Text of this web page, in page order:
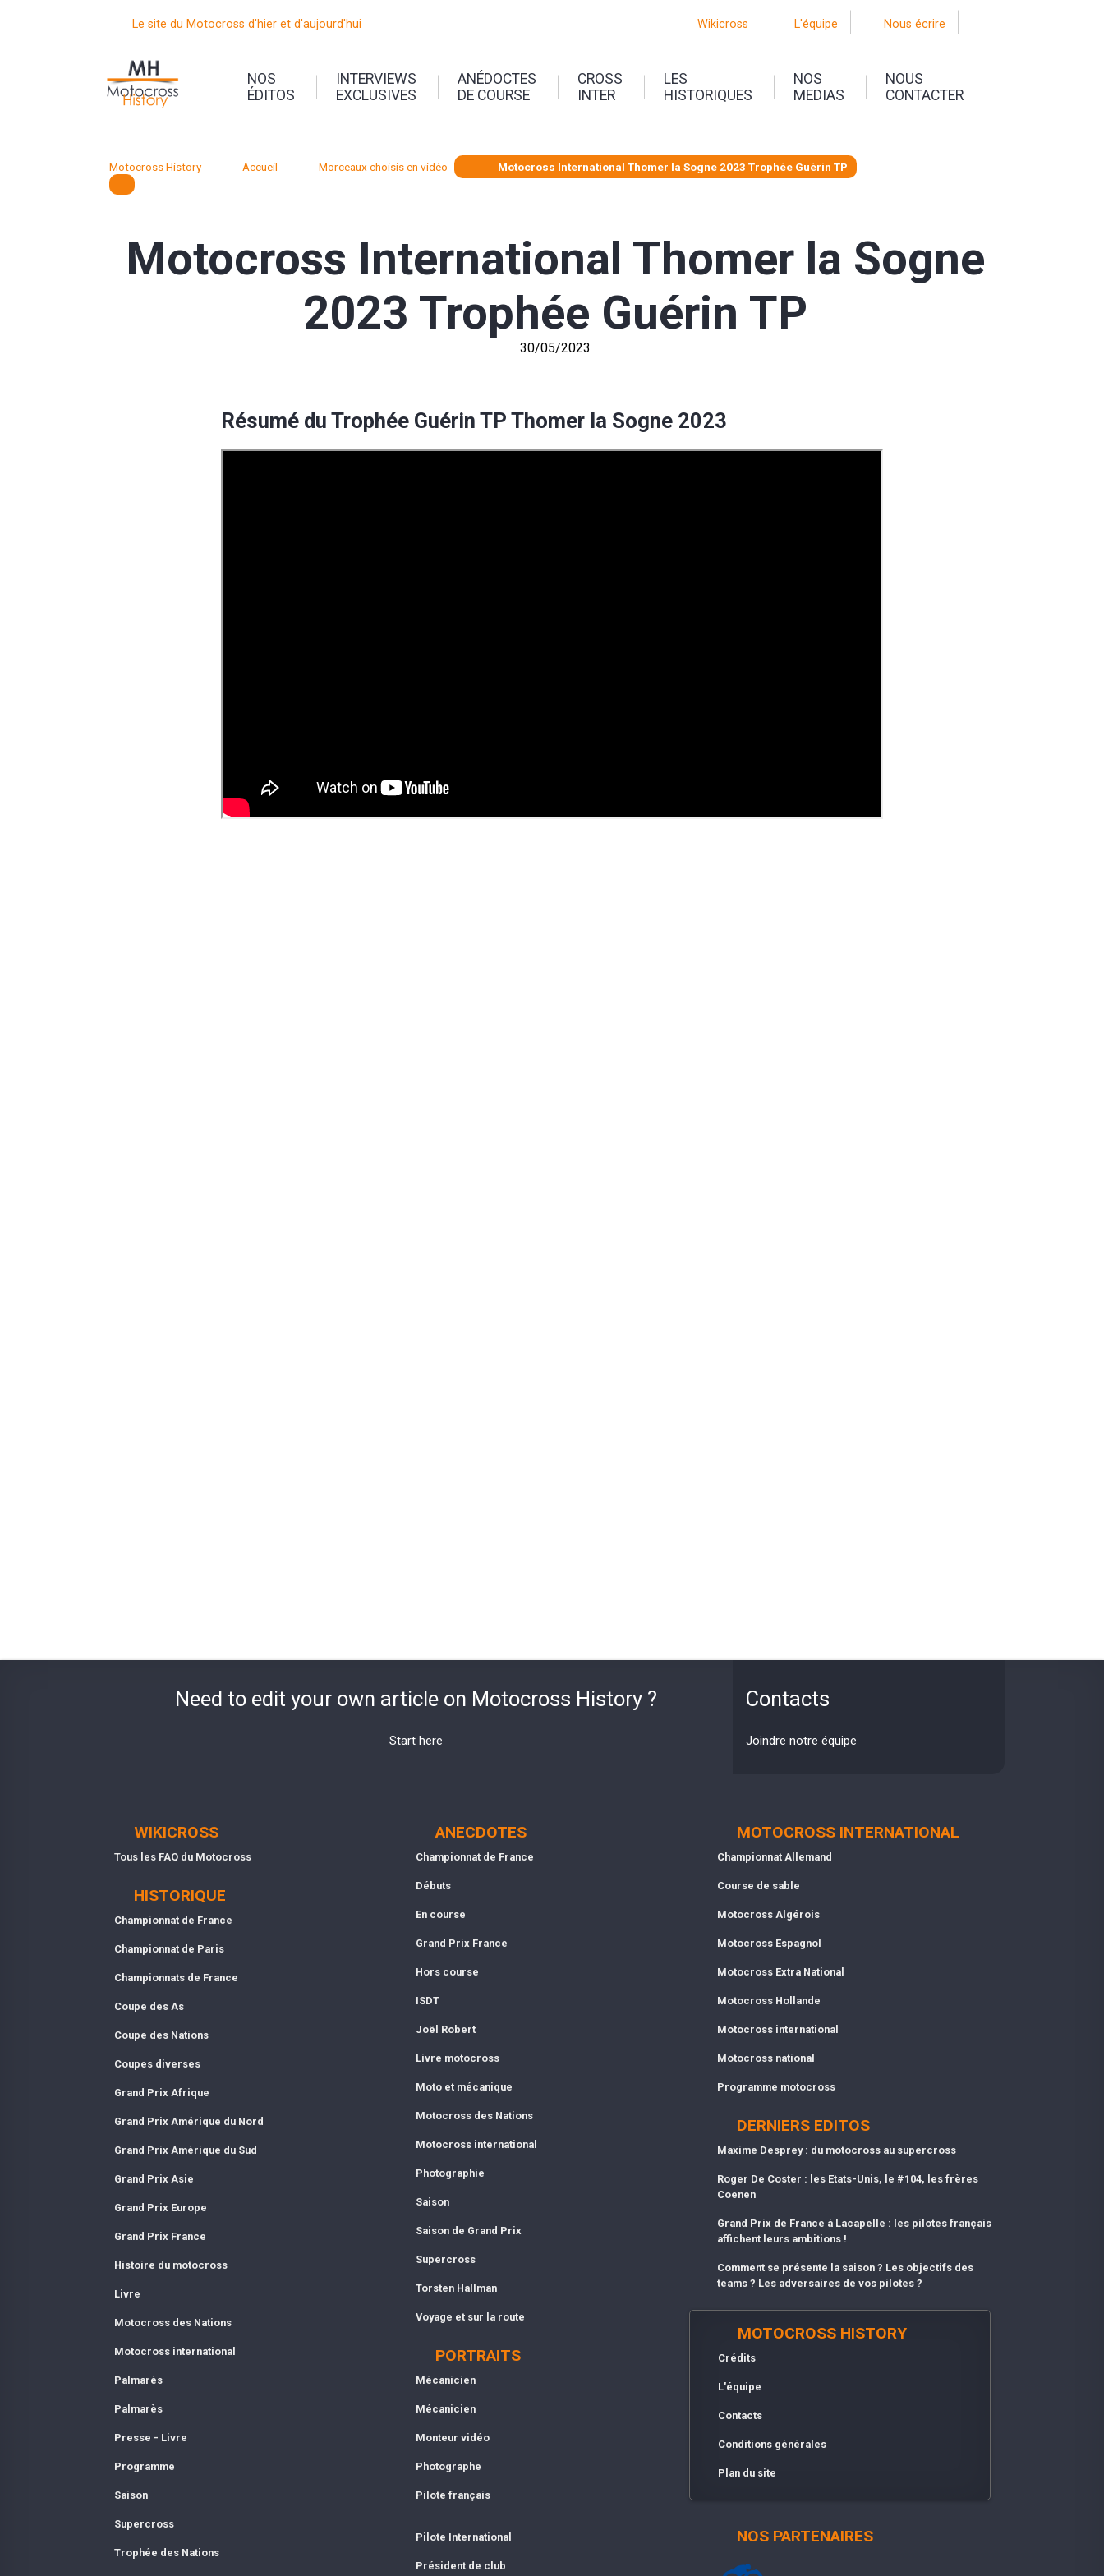
Le site du Motocross d'hier et d'aujourd'hui Wikicross L'équipe Nous écrire
NOS
ÉDITOS
INTERVIEWS
EXCLUSIVES
ANÉDOCTES
DE COURSE
CROSS
INTER
LES
HISTORIQUES
NOS
MEDIAS
NOUS
CONTACTER
Motocross History Accueil Morceaux choisis en vidéo Motocross International Thomer la Sogne 2023 Trophée Guérin TP
Motocross International Thomer la Sogne
2023 Trophée Guérin TP
30/05/2023
Résumé du Trophée Guérin TP Thomer la Sogne 2023
Need to edit your own article on Motocross History ?
Start here
Contacts
Joindre notre équipe
WIKICROSS
Tous les FAQ du Motocross
HISTORIQUE
Championnat de France
Championnat de Paris
Championnats de France
Coupe des As
Coupe des Nations
Coupes diverses
Grand Prix Afrique
Grand Prix Amérique du Nord
Grand Prix Amérique du Sud
Grand Prix Asie
Grand Prix Europe
Grand Prix France
Histoire du motocross
Livre
Motocross des Nations
Motocross international
Palmarès
Palmarès
Presse - Livre
Programme
Saison
Supercross
Trophée des Nations
ANECDOTES
Championnat de France
Débuts
En course
Grand Prix France
Hors course
ISDT
Joël Robert
Livre motocross
Moto et mécanique
Motocross des Nations
Motocross international
Photographie
Saison
Saison de Grand Prix
Supercross
Torsten Hallman
Voyage et sur la route
PORTRAITS
Mécanicien
Mécanicien
Monteur vidéo
Photographe
Pilote français
Pilote International
Président de club
MOTOCROSS INTERNATIONAL
Championnat Allemand
Course de sable
Motocross Algérois
Motocross Espagnol
Motocross Extra National
Motocross Hollande
Motocross international
Motocross national
Programme motocross
DERNIERS EDITOS
Maxime Desprey : du motocross au supercross
Roger De Coster : les Etats-Unis, le #104, les frères
Coenen
Grand Prix de France à Lacapelle : les pilotes français
affichent leurs ambitions !
Comment se présente la saison ? Les objectifs des
teams ? Les adversaires de vos pilotes ?
MOTOCROSS HISTORY
Crédits
L'équipe
Contacts
Conditions générales
Plan du site
NOS PARTENAIRES